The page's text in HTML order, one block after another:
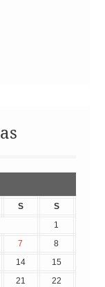
S
S
1
7
8
14
15
21
22